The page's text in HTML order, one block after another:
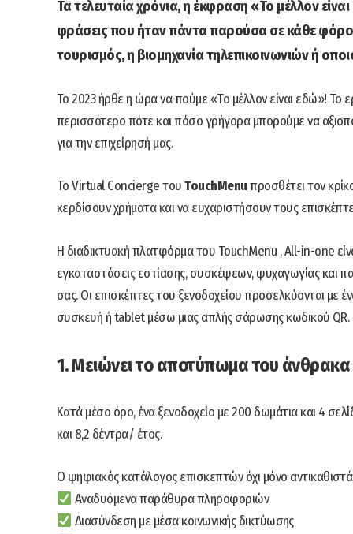
Τα τελευταία χρόνια, η έκφραση «Το μέλλον
φράσεις που ήταν πάντα παρούσα σε κάθε
τουρισμός, η βιομηχανία τηλεπικοινωνιών ή
Το 2023 ήρθε η ώρα να πούμε «Το μέλλον είναι εδώ»! Το
περισσότερο πότε και πόσο γρήγορα μπορούμε να
για την επιχείρησή μας.
Το Virtual Concierge τουTouchMenuπροσθέτει τον
κερδίσουν χρήματα και να ευχαριστήσουν τους
Η διαδικτυακή πλατφόρμα του TouchMenu , All-in-one
εγκαταστάσεις εστίασης, συσκέψεων, ψυχαγωγίας και
σας. Οι επισκέπτες του ξενοδοχείου προσελκύονται
συσκευή ή tablet μέσω μιας απλής σάρωσης κωδικού QR.
1. Μειώνει το αποτύπωμα του
Κατά μέσο όρο, ένα ξενοδοχείο με 200 δωμάτια και 4
και 8,2 δέντρα/ έτος.
Ο ψηφιακός κατάλογος επισκεπτών όχι μόνο
Αναδυόμενα παράθυρα πληροφοριών
Διασύνδεση με μέσα κοινωνικής δικτύωσης